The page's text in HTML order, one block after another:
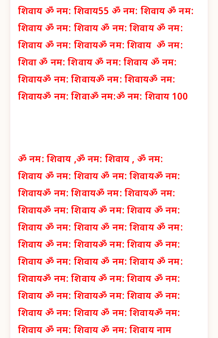
शिवाय ॐ नम: शिवाय55 ॐ नम: शिवाय ॐ नम:
शिवाय ॐ नम: शिवाय ॐ नम: शिवायॐ नम:
शिवाय ॐ नम: शिवायॐ नम: शिवाय ॐ नम:
शिवा ॐ नम: शिवायॐ नम: शिवाय ॐ नम:
शिवायॐ नम: शिवायॐ नम: शिवायॐ नम:
शिवायॐ नम: शिवाॐ नम:ॐ नम: शिवाय 100
ॐ नम: शिवाय ,ॐ नम: शिवाय , ॐ नम:
शिवाय ॐ नम: शिवाय ॐ नम: शिवायॐ नम:
शिवायॐ नम: शिवायॐ नम: शिवायॐ नम:
शिवायॐ नम: शिवायॐ नम: शिवाय ॐ नम:
शिवाय ॐ नम: शिवाय ॐ नम: शिवायॐ नम:
शिवाय ॐ नम: शिवायॐ नम: शिवाय ॐ नम:
शिवाय ॐ नम: शिवाय ॐ नम: शिवायॐ नम:
शिवायॐ नम: शिवायॐ नम: शिवाय ॐ नम:
शिवाय ॐ नम: शिवायॐ नम: शिवाय ॐ नम:
शिवाय ॐ नम: शिवाय ॐ नम: शिवायॐ नम:
शिवाय ॐ नम: शिवाय ॐ नम: शिवाय नाम